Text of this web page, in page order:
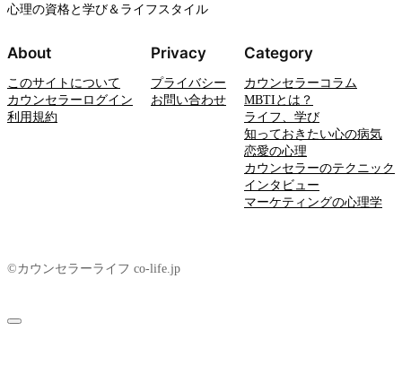
心理の資格と学び＆ライフスタイル
About
このサイトについて
カウンセラーログイン
利用規約
Privacy
プライバシー
お問い合わせ
Category
カウンセラーコラム
MBTIとは？
ライフ、学び
知っておきたい心の病気
恋愛の心理
カウンセラーのテクニック
インタビュー
マーケティングの心理学
©カウンセラーライフ co-life.jp